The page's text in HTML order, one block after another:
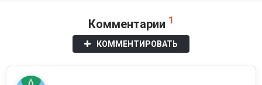
Комментарии 1
КОММЕНТИРОВАТЬ